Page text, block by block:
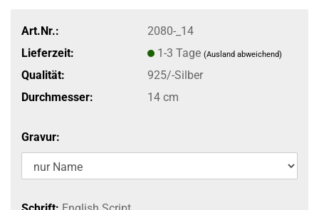
Art.Nr.:
2080-_14
Lieferzeit:
1-3 Tage (Ausland abweichend)
Qualität:
925/-Silber
Durchmesser:
14 cm
Gravur: